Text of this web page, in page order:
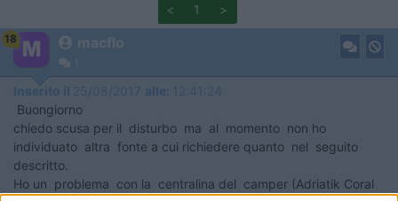
< 1 >
18 macflo
1
Inserito il 25/08/2017 alle: 12:41:24
Buongiorno
chiedo scusa per il disturbo ma al momento non ho
individuato altra fonte a cui richiedere quanto nel seguito
descritto.
Ho un problema con la centralina del camper (Adriatik Coral